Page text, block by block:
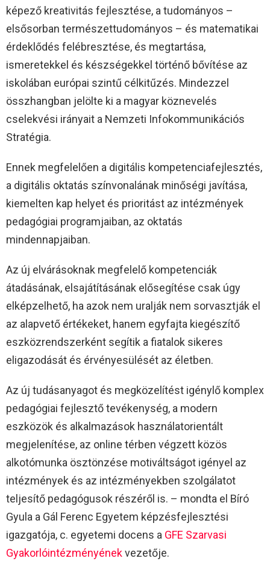
képező kreativitás fejlesztése, a tudományos –
elsősorban természettudományos – és matematikai
érdeklődés felébresztése, és megtartása,
ismeretekkel és készségekkel történő bővítése az
iskolában európai szintű célkitűzés. Mindezzel
összhangban jelölte ki a magyar köznevelés
cselekvési irányait a Nemzeti Infokommunikációs
Stratégia.
Ennek megfelelően a digitális kompetenciafejlesztés,
a digitális oktatás színvonalának minőségi javítása,
kiemelten kap helyet és prioritást az intézmények
pedagógiai programjaiban, az oktatás
mindennapjaiban.
Az új elvárásoknak megfelelő kompetenciák
átadásának, elsajátításának elősegítése csak úgy
elképzelhető, ha azok nem uralják nem sorvasztják el
az alapvető értékeket, hanem egyfajta kiegészítő
eszközrendszerként segítik a fiatalok sikeres
eligazodását és érvényesülését az életben.
Az új tudásanyagot és megközelítést igénylő komplex
pedagógiai fejlesztő tevékenység, a modern
eszközök és alkalmazások használatorientált
megjelenítése, az online térben végzett közös
alkotómunka ösztönzése motiváltságot igényel az
intézmények és az intézményekben szolgálatot
teljesítő pedagógusok részéről is. – mondta el Bíró
Gyula a Gál Ferenc Egyetem képzésfejlesztési
igazgatója, c. egyetemi docens a GFE Szarvasi
Gyakorlóintézményénekvezetője.